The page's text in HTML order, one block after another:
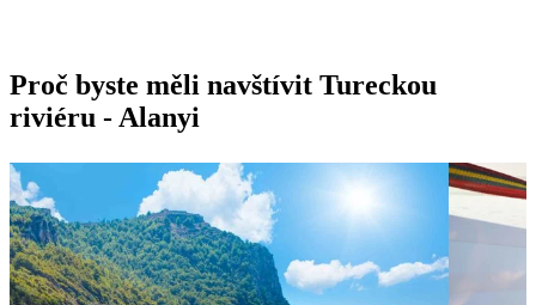
Proč byste měli navštívit Tureckou
riviéru - Alanyi